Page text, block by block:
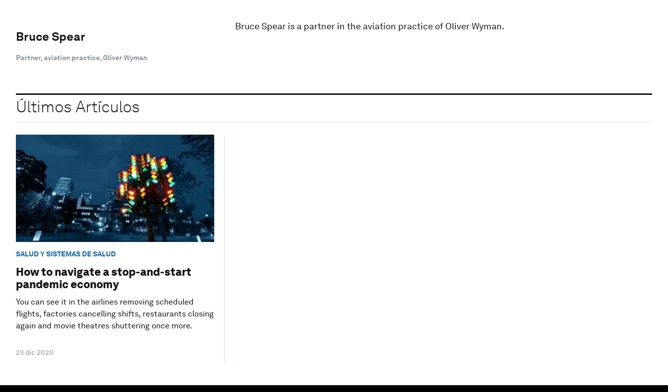
Bruce Spear
Partner, aviation practice, Oliver Wyman
Bruce Spear is a partner in the aviation practice of Oliver Wyman.
Últimos Artículos
SALUD Y SISTEMAS DE SALUD
How to navigate a stop-and-start
pandemic economy
You can see it in the airlines removing scheduled
flights, factories cancelling shifts, restaurants closing
again and movie theatres shuttering once more.
23 dic 2020